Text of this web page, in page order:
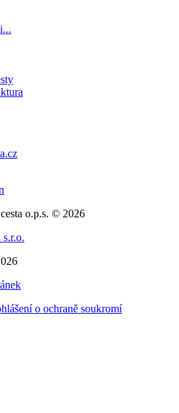
o.p.s. © 2026
o ochraně soukromí